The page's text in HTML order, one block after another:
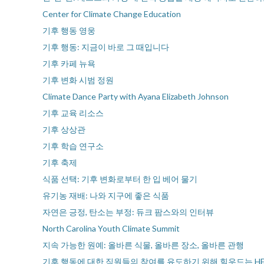
Center for Climate Change Education
기후 행동 영웅
기후 행동: 지금이 바로 그 때입니다
기후 카페 뉴욕
기후 변화 시범 정원
Climate Dance Party with Ayana Elizabeth Johnson
기후 교육 리소스
기후 상상관
기후 학습 연구소
기후 축제
식품 선택: 기후 변화로부터 한 입 베어 물기
유기농 재배: 나와 지구에 좋은 식품
자연은 긍정, 탄소는 부정: 듀크 팜스와의 인터뷰
North Carolina Youth Climate Summit
지속 가능한 원예: 올바른 식물, 올바른 장소, 올바른 관행
기후 행동에 대한 직원들의 참여를 유도하기 위해 힐우드는